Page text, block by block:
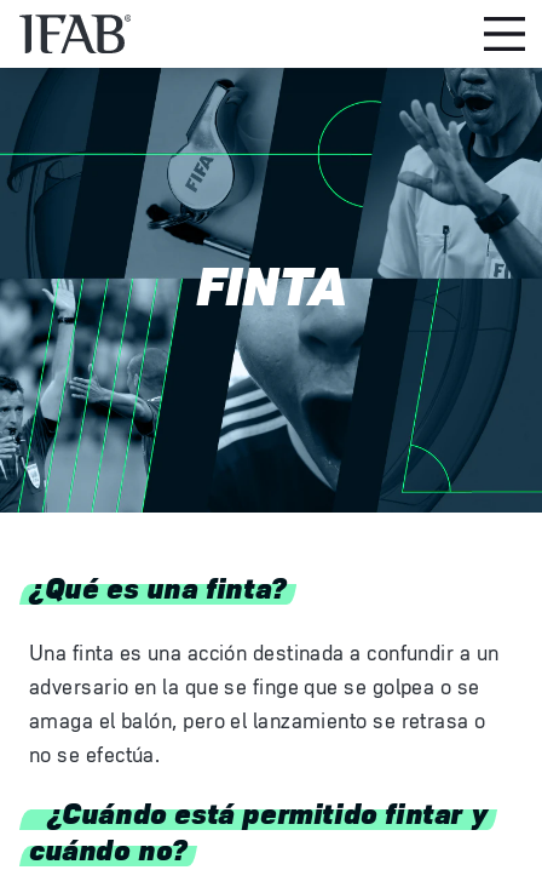
FINTA
¿Qué es una finta?
Una finta es una acción destinada a confundir a un
adversario en la que se finge que se golpea o se
amaga el balón, pero el lanzamiento se retrasa o
no se efectúa.
¿Cuándo está permitido fintar y
cuándo no?